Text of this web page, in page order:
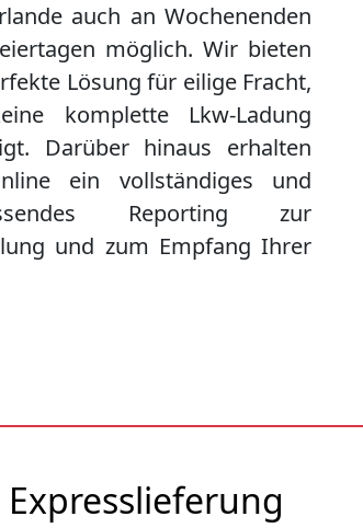
auch an Wochenenden
möglich. Wir bieten
Lösung für eilige Fracht,
komplette Lkw-Ladung
Darüber hinaus erhalten
ein vollständiges und
Reporting zur
und zum Empfang Ihrer
Expresslieferung